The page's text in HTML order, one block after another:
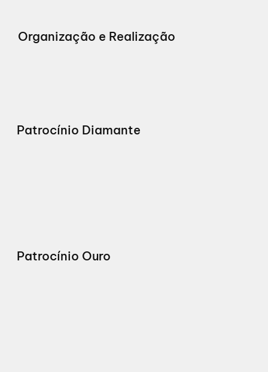
Organização e Realização
Patrocínio Diamante
Patrocínio Ouro